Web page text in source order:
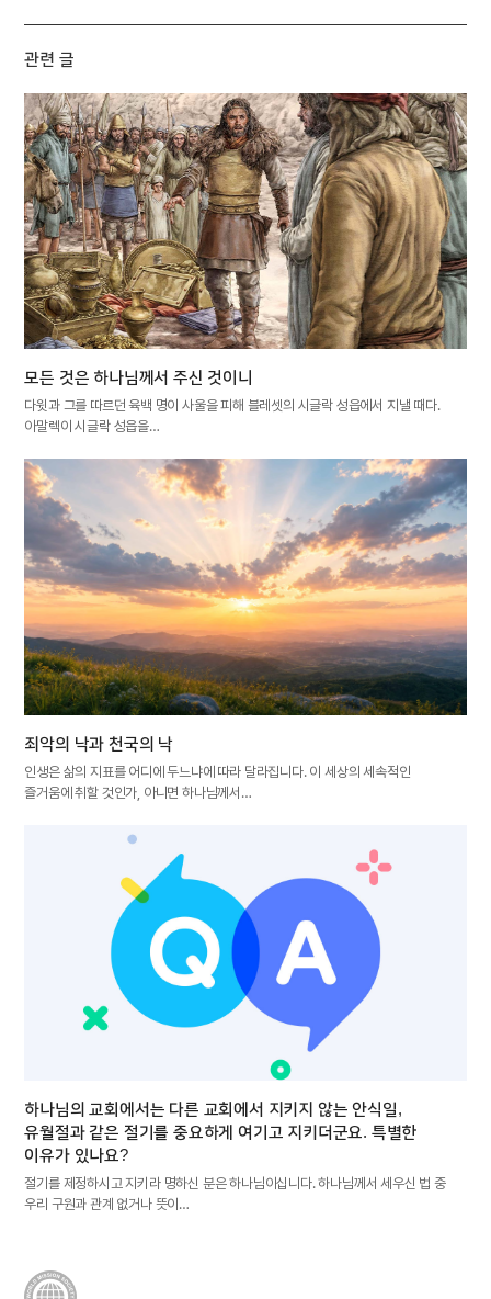
관련 글
모든 것은 하나님께서 주신 것이니
다윗과 그를 따르던 육백 명이 사울을 피해 블레셋의 시글락 성읍에서 지낼 때다.
아말렉이 시글락 성읍을…
죄악의 낙과 천국의 낙
인생은 삶의 지표를 어디에 두느냐에 따라 달라집니다. 이 세상의 세속적인
즐거움에 취할 것인가, 아니면 하나님께서…
하나님의 교회에서는 다른 교회에서 지키지 않는 안식일,
유월절과 같은 절기를 중요하게 여기고 지키더군요. 특별한
이유가 있나요?
절기를 제정하시고 지키라 명하신 분은 하나님이십니다. 하나님께서 세우신 법 중
우리 구원과 관계 없거나 뜻이…